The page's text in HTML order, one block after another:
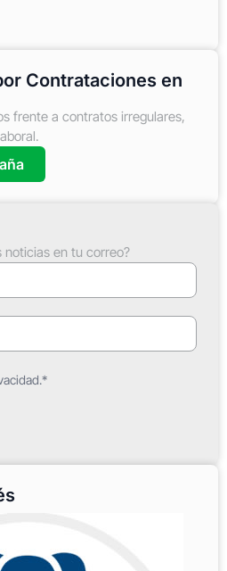
Contrataciones en
frente a contratos irregulares,
noticias en tu correo?